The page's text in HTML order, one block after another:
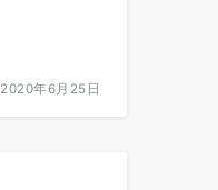
2020年6月25日